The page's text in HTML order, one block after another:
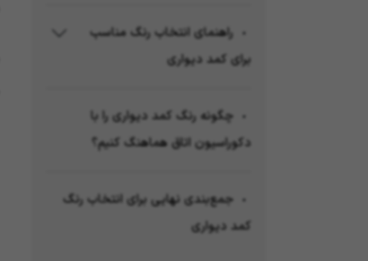
راهنمای انتخاب رنگ مناسب
برای کمد دیواری
چگونه رنگ کمد دیواری را با
دکوراسیون اتاق هماهنگ کنیم؟
جمع‌بندی نهایی برای انتخاب رنگ
کمد دیواری